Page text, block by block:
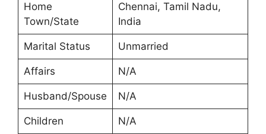
Home
Town/State
Chennai, Tamil Nadu,
India
Marital Status Unmarried
Affairs N/A
Husband/Spouse N/A
Children N/A